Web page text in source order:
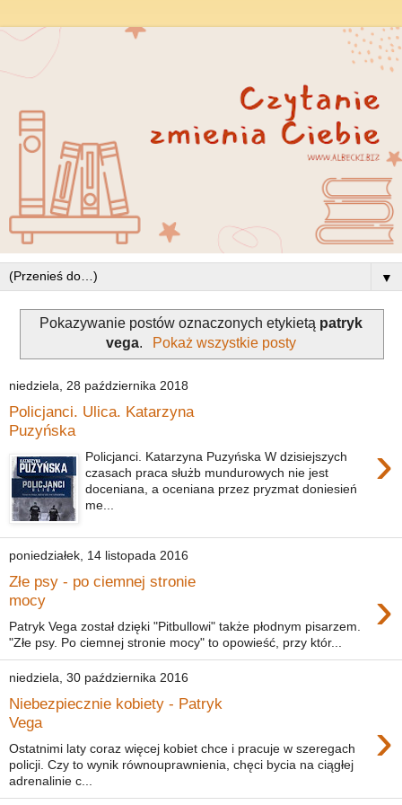
▼
Pokazywanie postów oznaczonych etykietą patryk
vega. Pokaż wszystkie posty
niedziela, 28 października 2018
Policjanci. Ulica. Katarzyna
Puzyńska
›
Policjanci. Katarzyna Puzyńska W dzisiejszych
czasach praca służb mundurowych nie jest
doceniana, a oceniana przez pryzmat doniesień
me...
poniedziałek, 14 listopada 2016
Złe psy - po ciemnej stronie
mocy
›
Patryk Vega został dzięki "Pitbullowi" także płodnym pisarzem.
"Złe psy. Po ciemnej stronie mocy" to opowieść, przy któr...
niedziela, 30 października 2016
Niebezpiecznie kobiety - Patryk
Vega
›
Ostatnimi laty coraz więcej kobiet chce i pracuje w szeregach
policji. Czy to wynik równouprawnienia, chęci bycia na ciągłej
adrenalinie c...